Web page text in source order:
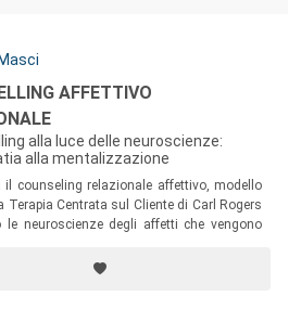
AFFETTIVO
alla luce delle neuroscienze:
alla mentalizzazione
il counseling relazionale affettivo, modello
Terapia Centrata sul Cliente di Carl Rogers
neuroscienze degli affetti che vengono